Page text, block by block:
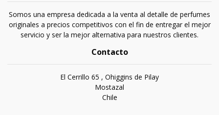
Somos una empresa dedicada a la venta al detalle de perfumes
originales a precios competitivos con el fin de entregar el mejor
servicio y ser la mejor alternativa para nuestros clientes.
Contacto
El Cerrillo 65 , Ohiggins de Pilay
Mostazal
Chile